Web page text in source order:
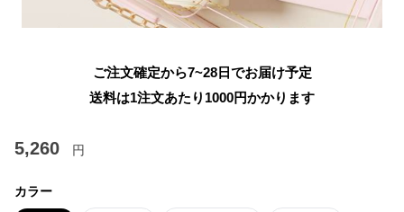
ご注文確定から7~28日でお届け予定
送料は1注文あたり 1000円かかります
5,260 円
カラー